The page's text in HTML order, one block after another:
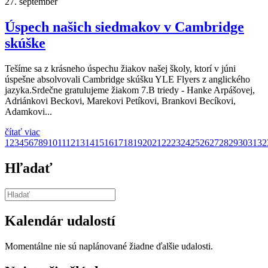
Úspech našich siedmakov v Cambridge
skúške
Tešíme sa z krásneho úspechu žiakov našej školy, ktorí v júni
úspešne absolvovali Cambridge skúšku YLE Flyers z anglického
jazyka.Srdečne gratulujeme žiakom 7.B triedy - Hanke Arpášovej,
Adriánkovi Beckovi, Marekovi Petíkovi, Brankovi Becíkovi,
Adamkovi...
čítať viac
1 23456789101112131415161718192021 2223242526272829303132
Hľadať
Kalendár udalostí
Momentálne nie sú naplánované žiadne ďalšie udalosti.